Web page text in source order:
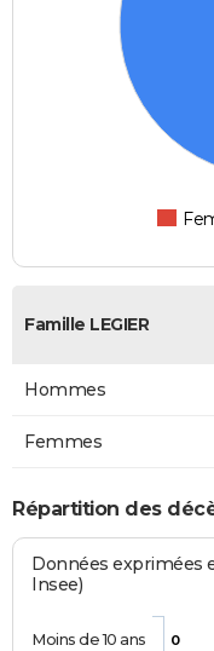
Famille LEGIER
Hommes
Femmes
Répartition des
Données exprimées
Insee)
0
Moins de 10 ans